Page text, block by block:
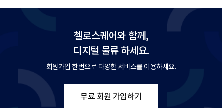
첼로스퀘어와 함께,
디지털 물류 하세요.
회원가입 한번으로 다양한 서비스를 이용하세요.
무료 회원 가입하기